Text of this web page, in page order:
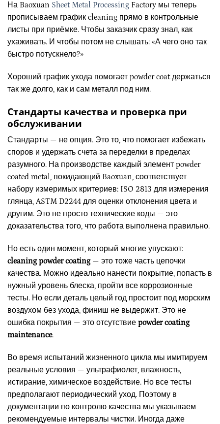
На Baoxuan Sheet Metal Processing Factory мы теперь
прописываем график cleaning прямо в контрольные
листы при приёмке. Чтобы заказчик сразу знал, как
ухаживать. И чтобы потом не слышать: «А чего оно так
быстро потускнело?»
Хороший график ухода помогает powder coat держаться
так же долго, как и сам металл под ним.
Стандарты качества и проверка при
обслуживании
Стандарты — не опция. Это то, что помогает избежать
споров и удержать счета за переделки в пределах
разумного. На производстве каждый элемент powder
coated metal, покидающий Baoxuan, соответствует
набору измеримых критериев: ISO 2813 для измерения
глянца, ASTM D2244 для оценки отклонения цвета и
другим. Это не просто технические коды — это
доказательства того, что работа выполнена правильно.
Но есть один момент, который многие упускают:
cleaning powder coating— это тоже часть цепочки
качества. Можно идеально нанести покрытие, попасть в
нужный уровень блеска, пройти все коррозионные
тесты. Но если деталь целый год простоит под морским
воздухом без ухода, финиш не выдержит. Это не
ошибка покрытия — это отсутствие powder coating
maintenance.
Во время испытаний жизненного цикла мы имитируем
реальные условия — ультрафиолет, влажность,
истирание, химическое воздействие. Но все тесты
предполагают периодический уход. Поэтому в
документации по контролю качества мы указываем
рекомендуемые интервалы чистки. Иногда даже